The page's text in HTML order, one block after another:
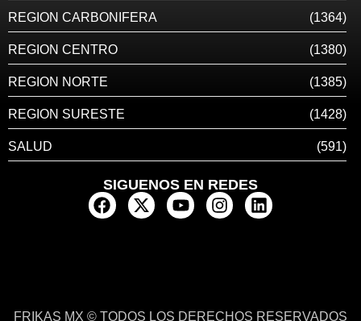
REGION CARBONIFERA (1364)
REGION CENTRO (1380)
REGION NORTE (1385)
REGION SURESTE (1428)
SALUD (591)
SIGUENOS EN REDES
FRIKAS MX © TODOS LOS DERECHOS RESERVADOS